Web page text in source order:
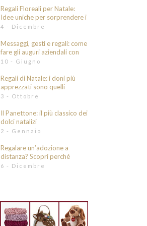
Regali Floreali per Natale:
Idee uniche per sorprendere i
tuoi cari
4 - Dicembre
Messaggi, gesti e regali: come
fare gli auguri aziendali con
eleganza e intenzione
10 - Giugno
Regali di Natale: i doni più
apprezzati sono quelli
originali e divertenti
3 - Ottobre
Il Panettone: il più classico dei
dolci natalizi
2 - Gennaio
Regalare un’adozione a
distanza? Scopri perché
6 - Dicembre